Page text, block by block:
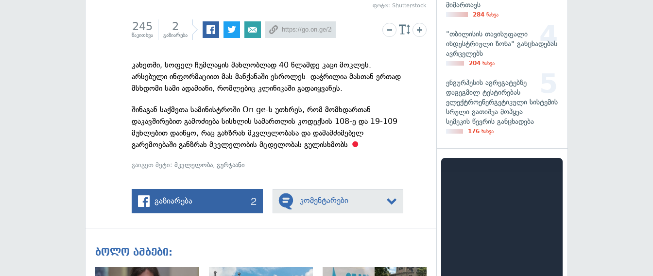
ფოტო: Shutterstock
245
წაკითხვა
2
გაზიარება
კახეთში, სოფელ ჩუმლაყის მახლობლად 40 წლამდე კაცი მოკლეს.
არსებული ინფორმაციით მას მანქანაში ესროლეს. დაჭრილია მასთან ერთად
მსხდომი სამი ადამიანი, რომლებიც კლინიკაში გადაიყვანეს.
შინაგან საქმეთა სამინისტროში On.ge-ს უთხრეს, რომ მომხდართან
დაკავშირებით გამოძიება სისხლის სამართლის კოდექსის 108-ე და 19-109
მუხლებით დაიწყო, რაც განზრახ მკვლელობასა და დამამძიმებელ
გარემოებაში განზრახ მკვლელობის მცდელობას გულისხმობს.
გაიგეთ მეტი:მკვლელობა,გურჯაანი
გაზიარება 2 კომენტარები
ბოლო ამბები:
მიმართავს
284 ნახვა
"თბილისის თავისუფალი
ინდუსტრიული ზონა" განცხადებას
ავრცელებს
204 ნახვა
ენგურჰესის აგრეგატებზე
დაგეგმილ ტესტირებას
ელექტროენერგეტიკული სისტემის
სრული გათიშვა მოჰყვა —
სემეკის წევრის განცხადება
176 ნახვა